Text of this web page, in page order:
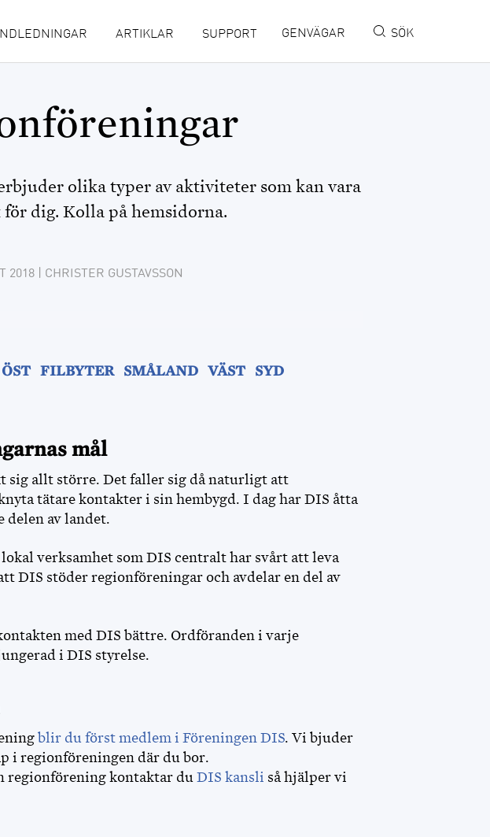
GENVÄGAR SÖK
ARTIKLAR SUPPORT
olika typer av aktiviteter som kan vara
dig. Kolla på hemsidorna.
2018| CHRISTER GUSTAVSSON
ÖST FILBYTER SMÅLAND VÄST SYD
mål
sig allt större. Det faller sig då naturligt att
tätare kontakter i sin hembygd. I dag har DIS åtta
delen av landet.
verksamhet som DIS centralt har svårt att leva
DIS stöder regionföreningar och avdelar en del av
med DIS bättre. Ordföranden i varje
i DIS styrelse.
blir du först medlem i Föreningen DIS. Vi bjuder
i regionföreningen där du bor.
regionförening kontaktar duDIS kansli så hjälper vi